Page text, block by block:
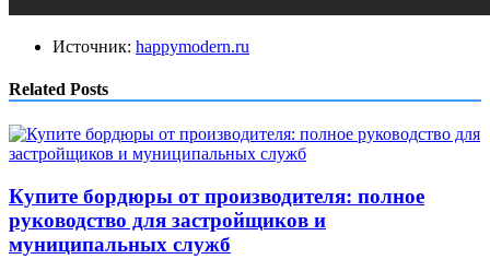
Источник: happymodern.ru
Related Posts
Купите бордюры от производителя: полное
руководство для застройщиков и
муниципальных служб